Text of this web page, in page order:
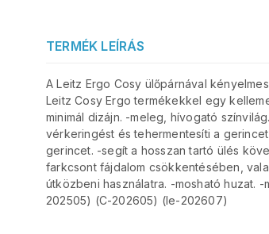
TERMÉK LEÍRÁS
A Leitz Ergo Cosy ülőpárnával
Leitz Cosy Ergo termékekkel egy
minimál dizájn. -meleg, hívogató
vérkeringést és tehermentesíti a
gerincet. -segít a hosszan tartó ülés
farkcsont fájdalom csökkentésében,
útközbeni használatra. -mosható huzat.
202505) (C-202605) (le-202607)